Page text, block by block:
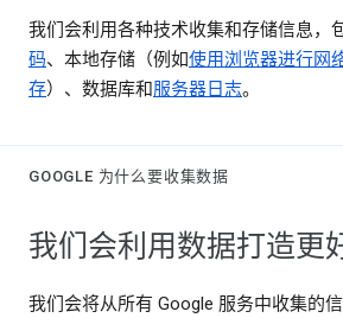
我们会利用各种技术收集和存储信息，
码、本地存储（例如使用浏览器进行网
存）、数据库和服务器日志。
GOOGLE 为什么要收集数据
我们会利用数据打造更
我们会将从所有 Google 服务中收集的信